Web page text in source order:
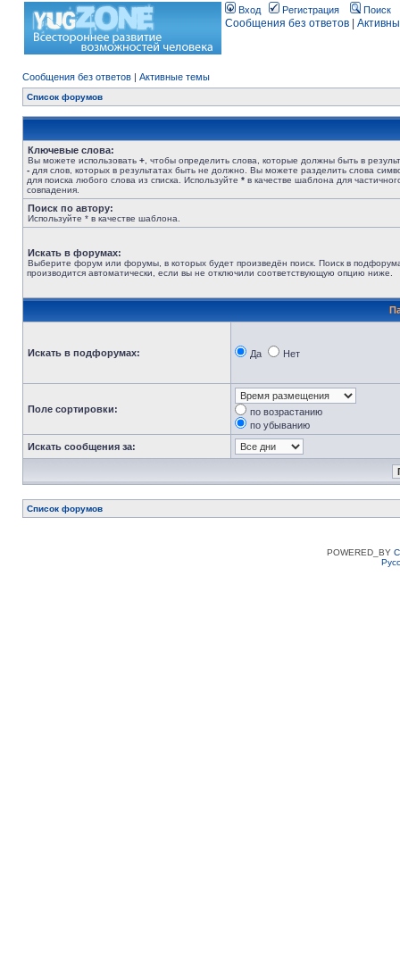
Вход Регистрация Поиск
Сообщения без ответов
Сообщения без ответов | Активные темы
Список форумов
Ключевые слова:
Вы можете использовать + , чтобы определить слова, которые должны быть в
- для слов, которых в результатах быть не должно. Вы можете разделить слова
для поиска любого слова из списка. Используйте * в качестве шаблона для
совпадения.
Поиск по автору:
Используйте * в качестве шаблона.
Искать в форумах:
Выберите форум или форумы, в которых будет произведён поиск. Поиск в
производится автоматически, если вы не отключили соответствующую опцию ниже.
Искать в подфорумах: Да Нет
Поле сортировки:
по возрастанию
по убыванию
Искать сообщения за:
Список форумов
POWERED_BY